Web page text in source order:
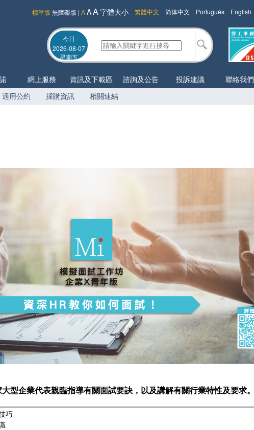
English
Português
简体中文
繁體中文
標準版 無障礙版 | AAA字體大小
今日
2026-08-07
星期五
適用公約 採購資訊 相關連結
網上服務 資訊及下載區 諮詢及公告 投訴建議 聯絡我們
型企業代表親臨指導有關面試要訣，以及講解有關行業特性及要求。
巧